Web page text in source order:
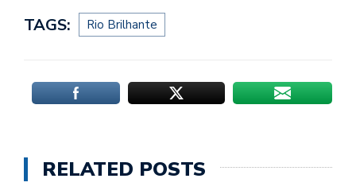
TAGS: Rio Brilhante
RELATED POSTS